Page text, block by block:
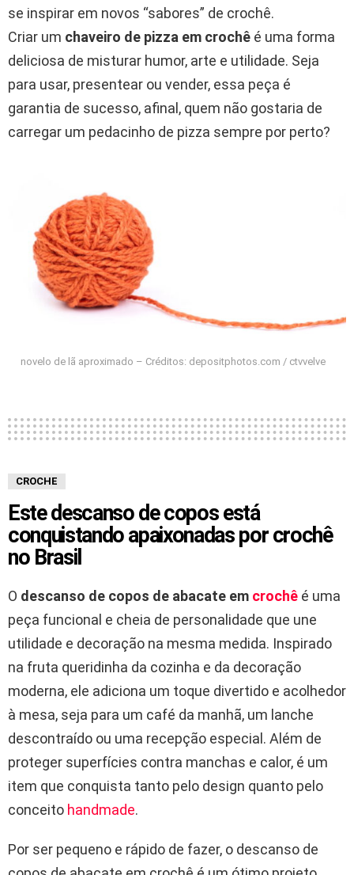
se inspirar em novos “sabores” de crochê.
Criar um chaveiro de pizza em crochê é uma forma
deliciosa de misturar humor, arte e utilidade. Seja
para usar, presentear ou vender, essa peça é
garantia de sucesso, afinal, quem não gostaria de
carregar um pedacinho de pizza sempre por perto?
novelo de lã aproximado – Créditos: depositphotos.com / ctvvelve
CROCHE
Este descanso de copos está
conquistando apaixonadas por crochê
no Brasil
O descanso de copos de abacate em crochê é uma
peça funcional e cheia de personalidade que une
utilidade e decoração na mesma medida. Inspirado
na fruta queridinha da cozinha e da decoração
moderna, ele adiciona um toque divertido e acolhedor
à mesa, seja para um café da manhã, um lanche
descontraído ou uma recepção especial. Além de
proteger superfícies contra manchas e calor, é um
item que conquista tanto pelo design quanto pelo
conceito handmade.
Por ser pequeno e rápido de fazer, o descanso de